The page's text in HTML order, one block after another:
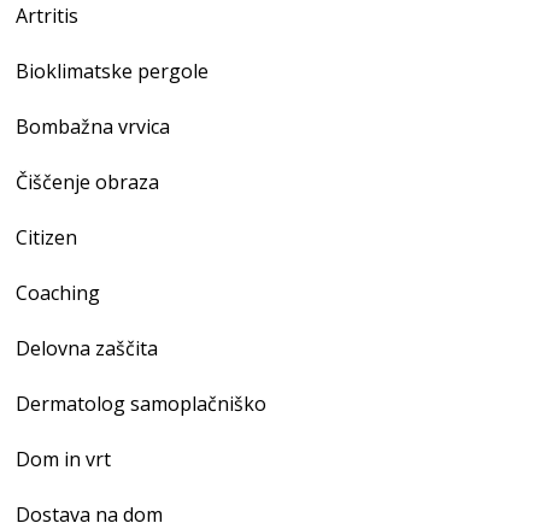
Artritis
Bioklimatske pergole
Bombažna vrvica
Čiščenje obraza
Citizen
Coaching
Delovna zaščita
Dermatolog samoplačniško
Dom in vrt
Dostava na dom